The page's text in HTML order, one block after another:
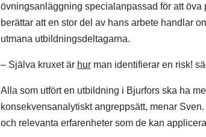
övningsanläggning specialanpassad för att
berättar att en stor del av hans arbete handlar
utmana utbildningsdeltagarna.
– Själva kruxet är hurman identifierar en risk!
Alla som utfört en utbildning i Bjurfors ska ha
konsekvensanalytiskt angreppsätt, menar
och relevanta erfarenheter som de kan